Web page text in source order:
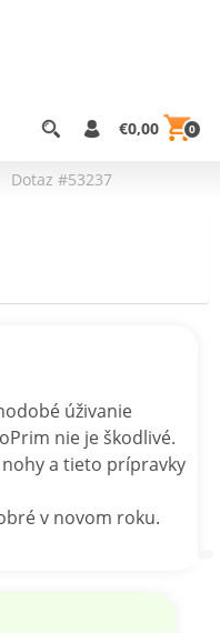
€0,00 0
Dotaz #53237
úživanie
nie je škodlivé.
a tieto prípravky
v novom roku.